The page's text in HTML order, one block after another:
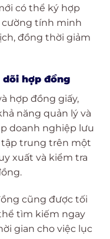
có thể ký hợp
cường tính minh
đồng thời giảm
hợp đồng
hợp đồng giấy,
năng quản lý và
doanh nghiệp lưu
tập trung trên một
xuất và kiểm tra
cũng được tối
tìm kiếm ngay
gian cho việc lục